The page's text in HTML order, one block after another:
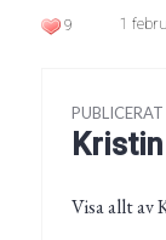
9 1
Visa allt av